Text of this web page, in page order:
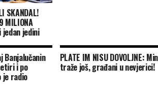
SKANDAL!
MILIONA
jedan jedini
Banjalučanin
i po
je radio
PLATE IM NISU DOVOLJNE:
traže još, građani u nevjerici!